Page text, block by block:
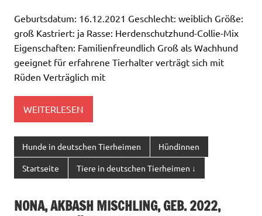
Geburtsdatum: 16.12.2021 Geschlecht: weiblich Größe:
groß Kastriert: ja Rasse: Herdenschutzhund-Collie-Mix
Eigenschaften: Familienfreundlich Groß als Wachhund
geeignet für erfahrene Tierhalter verträgt sich mit
Rüden Verträglich mit
WEITERLESEN
Hunde in deutschen Tierheimen Hündinnen
Startseite Tiere in deutschen Tierheimen ↓
NONA, AKBASH MISCHLING, GEB. 2022,